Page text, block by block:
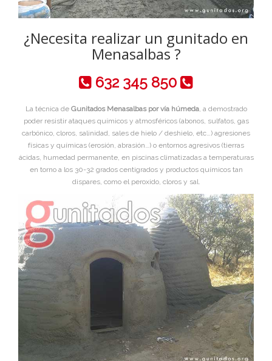
¿Necesita realizar un gunitado en
Menasalbas ?
632 345 850
La técnica de Gunitados Menasalbas por vía húmeda, a demostrado
poder resistir ataques químicos y atmosféricos (abonos, sulfatos, gas
carbónico, cloros, salinidad, sales de hielo / deshielo, etc…) agresiones
físicas y químicas (erosión, abrasión…) o entornos agresivos (tierras
ácidas, humedad permanente, en piscinas climatizadas a temperaturas
en torno a los 30-32 grados centigrados y productos químicos tan
dispares, como el peroxido, cloros y sal.